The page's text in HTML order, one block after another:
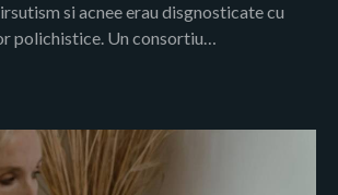
si acnee erau disgnosticate cu
polichistice. Un consortiu…